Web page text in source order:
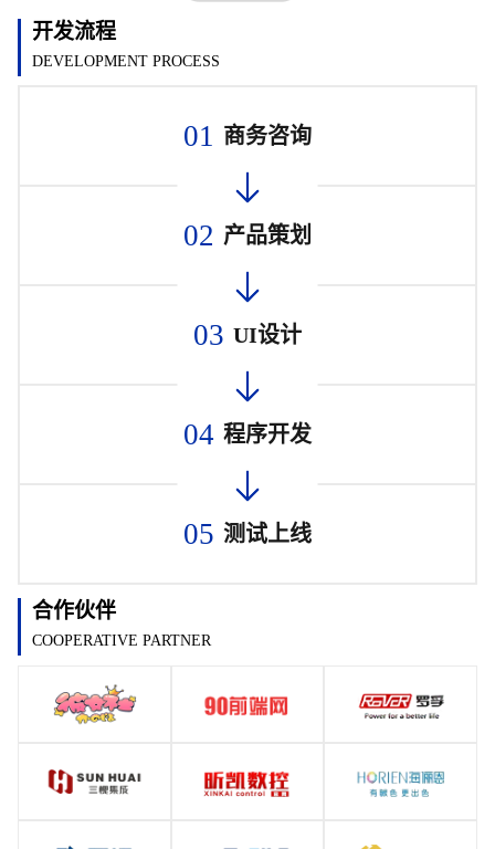
开发流程
DEVELOPMENT PROCESS
01 商务咨询
02 产品策划
03 UI设计
04 程序开发
05 测试上线
合作伙伴
COOPERATIVE PARTNER